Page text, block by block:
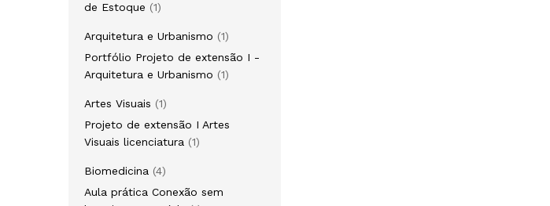
de Estoque
11
Arquitetura e Urbanismo
11
produto
Portfólio Projeto de extensão I -
Arquitetura e Urbanismo
11
Artes Visuais
11
produto
Projeto de extensão I Artes
Visuais licenciatura
11
Biomedicina
44
produtos
Aula prática Conexão sem